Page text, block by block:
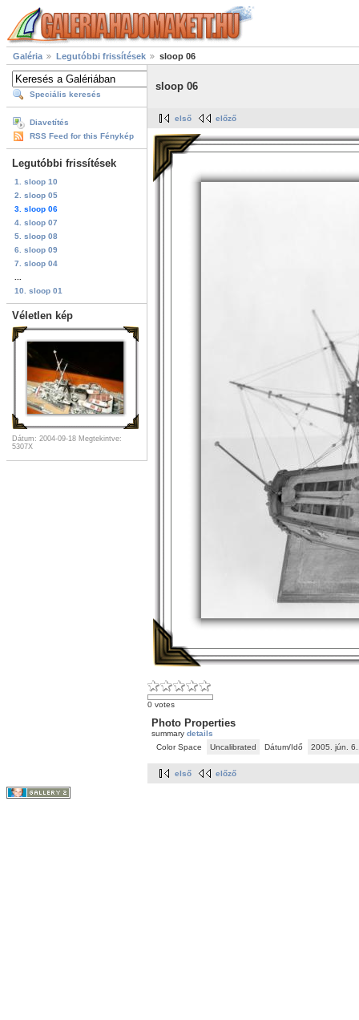
Galéria Legutóbbi frissítések sloop 06
Speciális keresés
Diavetítés
RSS Feed for this Fénykép
Legutóbbi frissítések
1. sloop 10
2. sloop 05
3. sloop 06
4. sloop 07
5. sloop 08
6. sloop 09
7. sloop 04
10. sloop 01
Véletlen kép
Dátum: 2004-09-18 Megtekintve:
5307X
sloop 06
első előző
0 votes
Photo Properties
summary details
Color Space
Uncalibrated Dátum/Idő 2005. jún.
első előző